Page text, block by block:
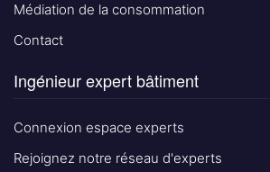
Médiation de la consommation
Contact
Ingénieur expert bâtiment
Connexion espace experts
Rejoignez notre réseau d'experts